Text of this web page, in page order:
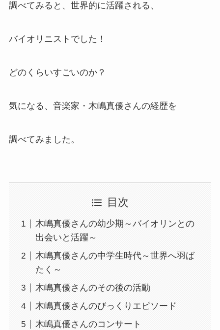
調べてみると、世界的に活躍される、
バイオリニストでした！
どのくらいすごいのか？
気になる、音楽家・木嶋真優さんの経歴を
調べてみました。
目次
木嶋真優さんの幼少期～バイオリンとの
出会いと活躍～
木嶋真優さんの中学生時代～世界へ羽ば
たく～
木嶋真優さんのその後の活動
木嶋真優さんのびっくりエピソード
木嶋真優さんのコンサート